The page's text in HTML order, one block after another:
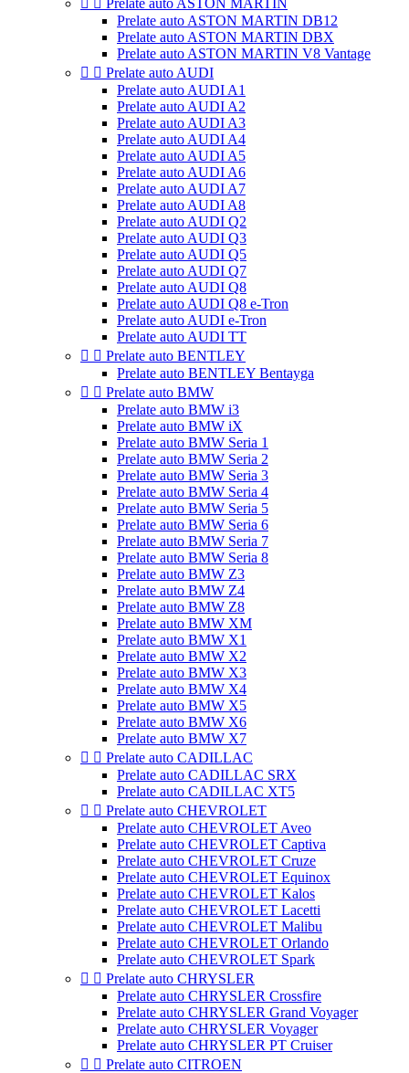
  Prelate auto ASTON MARTIN
Prelate auto ASTON MARTIN DB12
Prelate auto ASTON MARTIN DBX
Prelate auto ASTON MARTIN V8 Vantage
  Prelate auto AUDI
Prelate auto AUDI A1
Prelate auto AUDI A2
Prelate auto AUDI A3
Prelate auto AUDI A4
Prelate auto AUDI A5
Prelate auto AUDI A6
Prelate auto AUDI A7
Prelate auto AUDI A8
Prelate auto AUDI Q2
Prelate auto AUDI Q3
Prelate auto AUDI Q5
Prelate auto AUDI Q7
Prelate auto AUDI Q8
Prelate auto AUDI Q8 e-Tron
Prelate auto AUDI e-Tron
Prelate auto AUDI TT
  Prelate auto BENTLEY
Prelate auto BENTLEY Bentayga
  Prelate auto BMW
Prelate auto BMW i3
Prelate auto BMW iX
Prelate auto BMW Seria 1
Prelate auto BMW Seria 2
Prelate auto BMW Seria 3
Prelate auto BMW Seria 4
Prelate auto BMW Seria 5
Prelate auto BMW Seria 6
Prelate auto BMW Seria 7
Prelate auto BMW Seria 8
Prelate auto BMW Z3
Prelate auto BMW Z4
Prelate auto BMW Z8
Prelate auto BMW XM
Prelate auto BMW X1
Prelate auto BMW X2
Prelate auto BMW X3
Prelate auto BMW X4
Prelate auto BMW X5
Prelate auto BMW X6
Prelate auto BMW X7
  Prelate auto CADILLAC
Prelate auto CADILLAC SRX
Prelate auto CADILLAC XT5
  Prelate auto CHEVROLET
Prelate auto CHEVROLET Aveo
Prelate auto CHEVROLET Captiva
Prelate auto CHEVROLET Cruze
Prelate auto CHEVROLET Equinox
Prelate auto CHEVROLET Kalos
Prelate auto CHEVROLET Lacetti
Prelate auto CHEVROLET Malibu
Prelate auto CHEVROLET Orlando
Prelate auto CHEVROLET Spark
  Prelate auto CHRYSLER
Prelate auto CHRYSLER Crossfire
Prelate auto CHRYSLER Grand Voyager
Prelate auto CHRYSLER Voyager
Prelate auto CHRYSLER PT Cruiser
  Prelate auto CITROEN